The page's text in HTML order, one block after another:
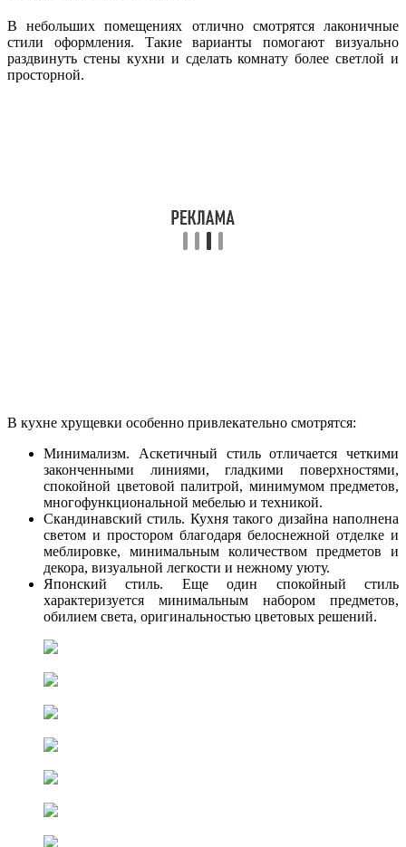
В небольших помещениях отлично смотрятся лаконичные
стили оформления. Такие варианты помогают визуально
раздвинуть стены кухни и сделать комнату более светлой и
просторной.
В кухне хрущевки особенно привлекательно смотрятся:
Минимализм. Аскетичный стиль отличается четкими
законченными линиями, гладкими поверхностями,
спокойной цветовой палитрой, минимумом предметов,
многофункциональной мебелью и техникой.
Скандинавский стиль. Кухня такого дизайна наполнена
светом и простором благодаря белоснежной отделке и
меблировке, минимальным количеством предметов и
декора, визуальной легкости и нежному уюту.
Японский стиль. Еще один спокойный стиль
характеризуется минимальным набором предметов,
обилием света, оригинальностью цветовых решений.